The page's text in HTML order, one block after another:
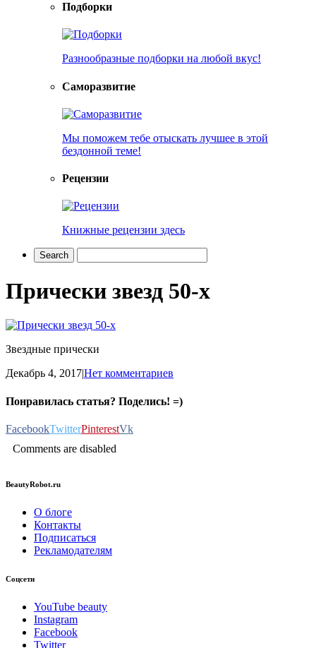
Подборки
Разнообразные подборки на любой вкус!
Саморазвитие
Мы поможем тебе отыскать лучшее в этой
бездонной теме!
Рецензии
Книжные рецензии здесь
Прически звезд 50-х
Звездные прически
Декабрь 4, 2017|Нет комментариев
Понравилась статья? Поделись! =)
FacebookTwitterPinterestVk
Comments are disabled
BeautyRobot.ru
О блоге
Контакты
Подписаться
Рекламодателям
Соцсети
YouTube beauty
Instagram
Facebook
Twitter